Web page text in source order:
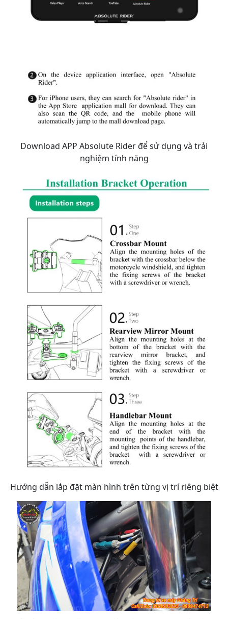
Download APP Absolute Rider để sử dụng và trải
nghiệm tính năng
Hướng dẫn lắp đặt màn hình trên từng vị trí riêng biệt